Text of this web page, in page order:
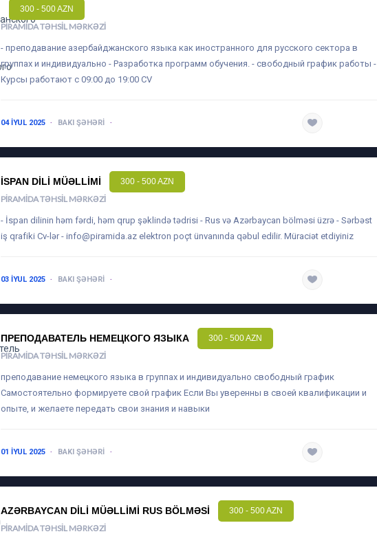
300 - 500 AZN
PIRAMIDA TƏHSIL MƏRKƏZI
- преподавание азербайджанского языка как иностранного для русского сектора в
группах и индивидуально - Разработка программ обучения. - свободный график работы -
Курсы работают с 09:00 до 19:00 CV
04 IYUL 2025 BAKI ŞƏHƏRI
İSPAN DILI MÜƏLLIMI 300 - 500 AZN
PIRAMIDA TƏHSIL MƏRKƏZI
- İspan dilinin həm fərdi, həm qrup şəklində tədrisi - Rus və Azərbaycan bölməsi üzrə - Sərbəst
iş qrafiki Cv-lər -info@piramida.az elektron poçt ünvanında qəbul edilir. Müraciət etdiyiniz
03 IYUL 2025 BAKI ŞƏHƏRI
ПРЕПОДАВАТЕЛЬ НЕМЕЦКОГО ЯЗЫКА 300 - 500 AZN
PIRAMIDA TƏHSIL MƏRKƏZI
преподавание немецкого языка в группах и индивидуально свободный график
Самостоятельно формируете свой график Если Вы уверенны в своей квалификации и
опыте, и желаете передать свои знания и навыки
01 IYUL 2025 BAKI ŞƏHƏRI
AZƏRBAYCAN DILI MÜƏLLIMI RUS BÖLMƏSI 300 - 500 AZN
PIRAMIDA TƏHSIL MƏRKƏZI